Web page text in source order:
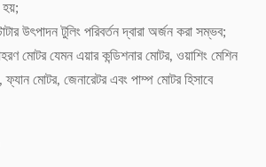
উৎপাদন টুলিং পরিবর্তন দ্বারা অর্জন করা সম্ভব;
মোটর যেমন এয়ার কন্ডিশনার মোটর, ওয়াশিং মেশিন
মোটর, জেনারেটর এবং পাম্প মোটর হিসাবে